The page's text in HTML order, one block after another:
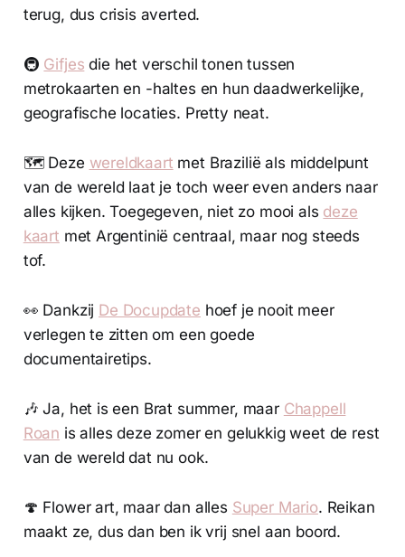
terug, dus crisis averted.
🚇 Gifjes die het verschil tonen tussen
metrokaarten en -haltes en hun daadwerkelijke,
geografische locaties. Pretty neat.
🗺️ Deze wereldkaart met Brazilië als middelpunt
van de wereld laat je toch weer even anders naar
alles kijken. Toegegeven, niet zo mooi als deze
kaart met Argentinië centraal, maar nog steeds
tof.
👀 Dankzij De Docupdate hoef je nooit meer
verlegen te zitten om een goede
documentairetips.
🎶 Ja, het is een Brat summer, maar Chappell
Roan is alles deze zomer en gelukkig weet de rest
van de wereld dat nu ook.
🍄 Flower art, maar dan alles Super Mario. Reikan
maakt ze, dus dan ben ik vrij snel aan boord.